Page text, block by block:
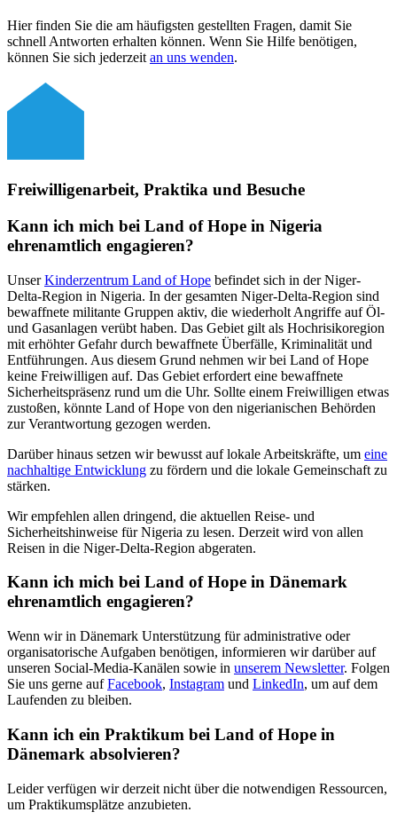
Hier finden Sie die am häufigsten gestellten Fragen, damit Sie
schnell Antworten erhalten können. Wenn Sie Hilfe benötigen,
können Sie sich jederzeit an uns wenden.
Freiwilligenarbeit, Praktika und Besuche
Kann ich mich bei Land of Hope in Nigeria
ehrenamtlich engagieren?
UnserKinderzentrum Land of Hope befindet sich in der Niger-
Delta-Region in Nigeria. In der gesamten Niger-Delta-Region sind
bewaffnete militante Gruppen aktiv, die wiederholt Angriffe auf Öl-
und Gasanlagen verübt haben. Das Gebiet gilt als Hochrisikoregion
mit erhöhter Gefahr durch bewaffnete Überfälle, Kriminalität und
Entführungen. Aus diesem Grund nehmen wir bei Land of Hope
keine Freiwilligen auf. Das Gebiet erfordert eine bewaffnete
Sicherheitspräsenz rund um die Uhr. Sollte einem Freiwilligen etwas
zustoßen, könnte Land of Hope von den nigerianischen Behörden
zur Verantwortung gezogen werden.
Darüber hinaus setzen wir bewusst auf lokale Arbeitskräfte, um eine
nachhaltige Entwicklung zu fördern und die lokale Gemeinschaft zu
stärken.
Wir empfehlen allen dringend, die aktuellen Reise- und
Sicherheitshinweise für Nigeria zu lesen. Derzeit wird von allen
Reisen in die Niger-Delta-Region abgeraten.
Kann ich mich bei Land of Hope in Dänemark
ehrenamtlich engagieren?
Wenn wir in Dänemark Unterstützung für administrative oder
organisatorische Aufgaben benötigen, informieren wir darüber auf
unseren Social-Media-Kanälen sowie in unserem Newsletter. Folgen
Sie uns gerne aufFacebook, Instagram und LinkedIn, um auf dem
Laufenden zu bleiben.
Kann ich ein Praktikum bei Land of Hope in
Dänemark absolvieren?
Leider verfügen wir derzeit nicht über die notwendigen Ressourcen,
um Praktikumsplätze anzubieten.